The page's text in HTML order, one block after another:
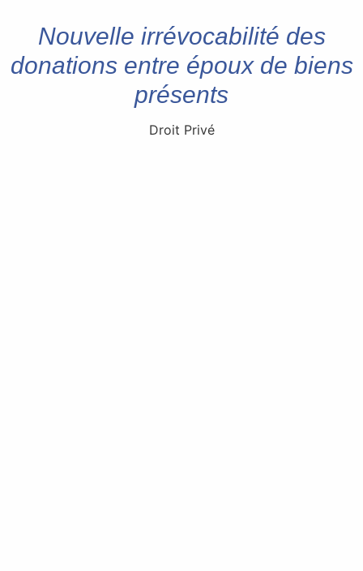
Nouvelle irrévocabilité des
donations entre époux de biens
présents
Droit Privé